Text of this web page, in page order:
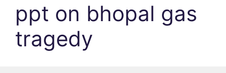
ppt on bhopal gas
tragedy